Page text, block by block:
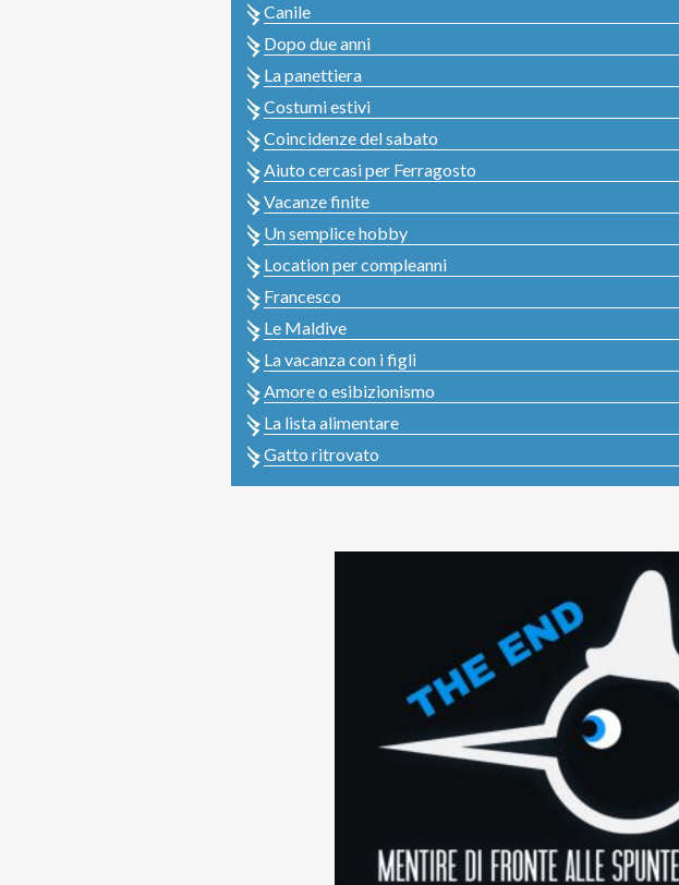
Canile
Dopo due anni
La panettiera
Costumi estivi
Coincidenze del sabato
Aiuto cercasi per Ferragosto
Vacanze finite
Un semplice hobby
Location per compleanni
Francesco
Le Maldive
La vacanza con i figli
Amore o esibizionismo
La lista alimentare
Gatto ritrovato